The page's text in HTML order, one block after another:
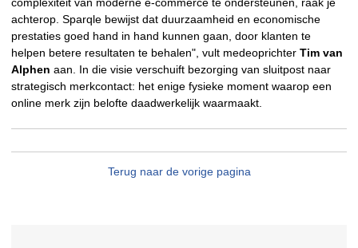
achterop. Sparqle bewijst dat duurzaamheid en economische
prestaties goed hand in hand kunnen gaan, door klanten te
helpen betere resultaten te behalen", vult medeoprichter Tim van
Alphen aan. In die visie verschuift bezorging van sluitpost naar
strategisch merkcontact: het enige fysieke moment waarop een
online merk zijn belofte daadwerkelijk waarmaakt.
Terug naar de vorige pagina